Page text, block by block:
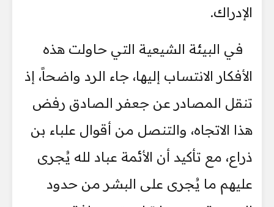
الإدراك.
في البيئة الشيعية التي حاولت هذه
الأفكار الانتساب إليها، جاء الرد واضحاً، إذ
تنقل المصادر عن جعفر الصادق رفض
هذا الاتجاه، والتنصل من أقوال علباء بن
ذراع، مع تأكيد أن الأئمة عباد لله يُجرى
عليهم ما يُجرى على البشر من حدود